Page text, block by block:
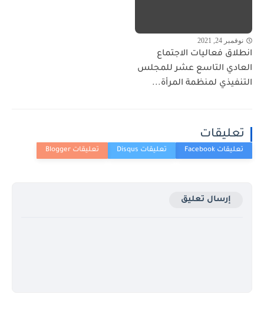
نوفمبر 24, 2021
انطلاق فعاليات الاجتماع
العادي التاسع عشر للمجلس
التنفيذي لمنظمة المرأة...
تعليقات
إرسال تعليق